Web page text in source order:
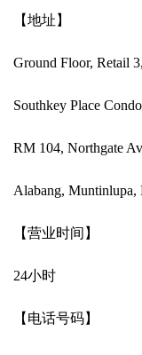
【地址】
Ground Floor, Retail 3,
Southkey Place
RM 104, Northgate
Alabang, Muntinlupa,
【营业时间】
24小时
【电话号码】